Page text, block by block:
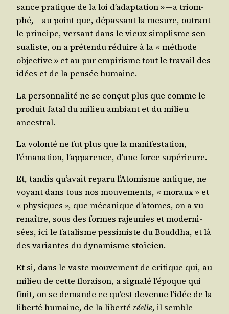
sance pra­tique de la loi d’adaptation » — a triom­
phé, — au point que, dépas­sant la mesure, outrant
le prin­cipe, ver­sant dans le vieux sim­plisme sen­
sua­liste, on a pré­ten­du réduire à la « méthode
objec­tive » et au pur empi­risme tout le tra­vail des
idées et de la pen­sée humaine.
La per­son­na­li­té ne se conçut plus que comme le
pro­duit fatal du milieu ambiant et du milieu
ancestral.
La volon­té ne fut plus que la mani­fes­ta­tion,
l’émanation, l’apparence, d’une force supérieure.
Et, tan­dis qu’avait repa­ru l’Atomisme antique, ne
voyant dans tous nos mou­ve­ments, « moraux » et
« phy­siques », que méca­nique d’atomes, on a vu
renaître, sous des formes rajeu­nies et moder­ni­
sées, ici le fata­lisme pes­si­miste du Boud­dha, et là
des variantes du dyna­misme stoïcien.
Et si, dans le vaste mou­ve­ment de cri­tique qui, au
milieu de cette flo­rai­son, a signa­lé l’époque qui
finit, on se demande ce qu’est deve­nue l’idée de la
liber­té humaine, de la liber­té réelle, il semble